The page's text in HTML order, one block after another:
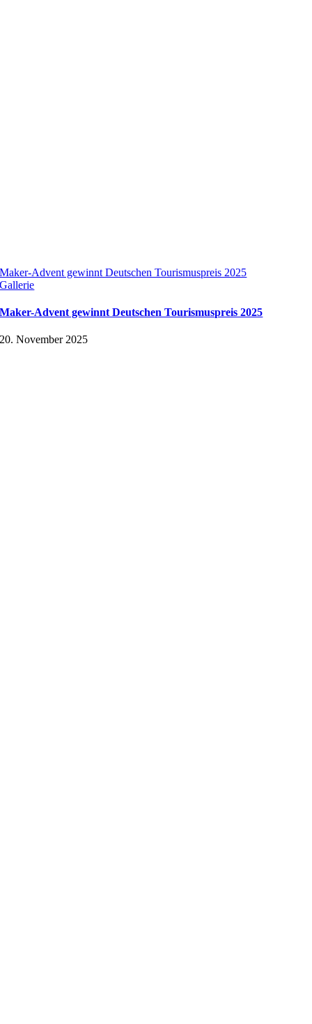
Maker-Advent gewinnt Deutschen Tourismuspreis 2025
Gallerie
Maker-Advent gewinnt Deutschen Tourismuspreis 2025
20. November 2025